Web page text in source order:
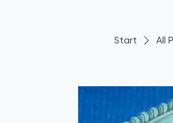
Start All